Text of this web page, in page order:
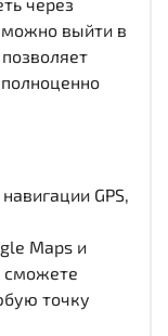
выйти в
GPS,
Maps и
сможете
точку